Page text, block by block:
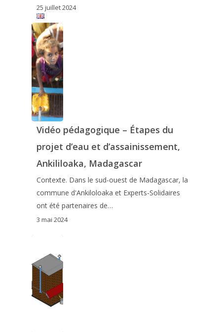
25 juillet 2024
Vidéo pédagogique – Étapes du
projet d’eau et d’assainissement,
Ankililoaka, Madagascar
Contexte. Dans le sud-ouest de Madagascar, la
commune d'Ankiloloaka et Experts-Solidaires
ont été partenaires de…
3 mai 2024